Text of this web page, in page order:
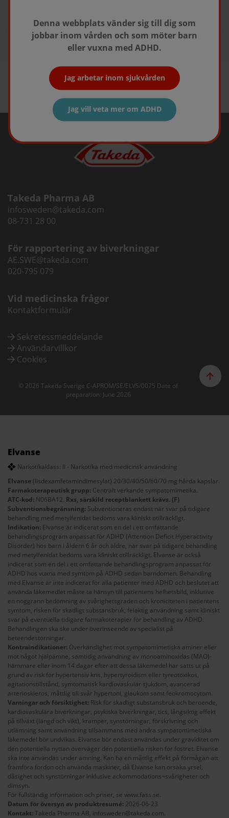
Till bokningsformulär
Denna webbplats vänder sig till dig som
jobbar inom vården och som möter barn
eller vuxna med ADHD.
Jag arbetar inom sjukvården
Jag vill veta mer om ADHD
Takeda Pharma AB
infosweden@takeda.com
08-731 28 00
För rapportering av biverkningar
AE.SWE@takeda.com
020-795 079
Vid medicinska frågor
Kontaktformulär
Sekretessmeddelande
Användarvillkor
Cookies
© 2026 Takeda Sverige C-APROM/SE/ELVS/0075 Date of
preparation: June 2026
Elvanse
Narkotikaklass: II - Narkotika med medicinsk användning
Elvanse (lisdexamfetamindimesylat) 20/30/40/50/60/70 mg hårda kapslar.
Farmakoterapeutisk grupp: Centralt verkande sympatomimetika.
ATC-kod: N06BA12. Rxs, särskild receptblankett krävs. (F)
Subventionsbegränsning: Subventioneras endast när svar på tidigare
behandling med metylfenidat bedöms vara kliniskt otillräckligt.
Indikation: Elvanse är indicerat som en del i ett omfattande
behandlingsprogram anpassat för ADHD (Attention Deficit Hyperactivity
Disorder) hos barn i åldern 6 år och äldre, när svar på tidigare behandling
med metylfenidat bedöms vara kliniskt otillräckligt. Elvanse är också
indicerat som en del i ett omfattande behandlingsprogram anpassat för
ADHD hos vuxna med symtom på ADHD sedan barndomen. Behandling
med Elvanse är inte indicerat för alla patienter med ADHD och beslutet att
använda läkemedlet måste ta hänsyn till patientens helhetsbild, inklusive
en noggrann bedömning av svårighetsgraden och kroniciteten i patientens
symtom, risken för skadligt substansbruk, felaktig användning samt kliniskt
svar på eventuella tidigare farmakoterapier för behandling av ADHD.
Behandlingen ska ske under överinseende av specialist på
beteendestörningar.
Kontraindikationer: Överkänslighet mot sympatomimetiska aminer eller
mot något hjälpämne, samtidig användning av monoaminoxidas (MAO)-
hämmare eller inom 14 dagar efter att dessa läkemedel har satts ut på
grund av risk för hypertensiv kris, hypertyroidism eller tyreotoxikos,
agitationstillstånd, symtomatisk kardiovaskulär sjukdom, avancerad
arterioskleros, måttlig till svår hypertoni, glaukom samt feokromocytom.
Varningar och försiktighet: Risk för skadligt substansbruk och beroende,
kardiovaskulära biverkningar, psykiska biverkningar, tics, långsiktig effekt
på tillväxt (längd och vikt), kramper, synstörningar, förskrivning och
utlämning samt användning tillsammans med andra sympatomimetiska
läkemedel bör undvikas. Elvanse bör endast användas under graviditet om
den potentiella nyttan överväger den potentiella risken för fostret. Elvanse
ska inte användas under amning. Kan ha en måttlig effekt på förmågan att
framföra fordon och använda maskiner, då Elvanse kan orsaka yrsel,
dåsighet och synstörningar inklusive ackommodations¬svårigheter och
dimsyn.
För fullständig information och priser, se www.fass.se.
Datum för översyn av produktresumé: 2026-06-23
Kontakt: Takeda Pharma AB, infosweden@takeda.com.